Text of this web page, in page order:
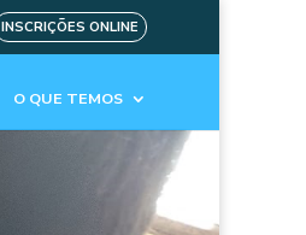
INSCRIÇÕES ONLINE
O QUE TEMOS